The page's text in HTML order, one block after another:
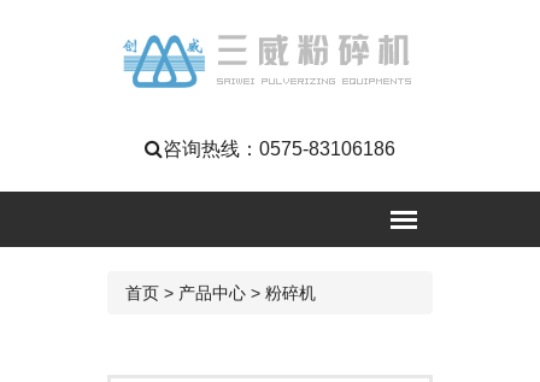
咨询热线： 0575-83106186
首页 > 产品中心 > 粉碎机